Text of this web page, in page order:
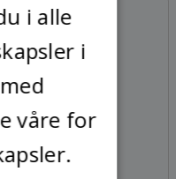
i alle
i
våre for